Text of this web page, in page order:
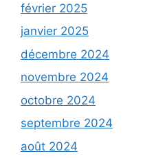
février 2025
janvier 2025
décembre 2024
novembre 2024
octobre 2024
septembre 2024
août 2024